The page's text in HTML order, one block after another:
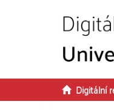
Digitální